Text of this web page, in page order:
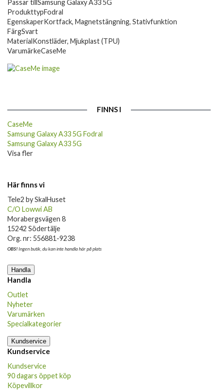
Passar tillSamsung Galaxy A33 5G
ProdukttypFodral
EgenskaperKortfack, Magnetstängning, Stativfunktion
FärgSvart
MaterialKonstläder, Mjukplast (TPU)
VarumärkeCaseMe
FINNS I
CaseMe
Samsung Galaxy A33 5G Fodral
Samsung Galaxy A33 5G
Visa fler
Här finns vi
Tele2 by SkalHuset
C/O Lowwi AB
Morabergsvägen 8
15242 Södertälje
Org. nr: 556881-9238
OBS!Ingen butik, du kan inte handla här på plats
Handla
Handla
Outlet
Nyheter
Varumärken
Specialkategorier
Kundservice
Kundservice
Kundservice
90 dagars öppet köp
Köpevillkor